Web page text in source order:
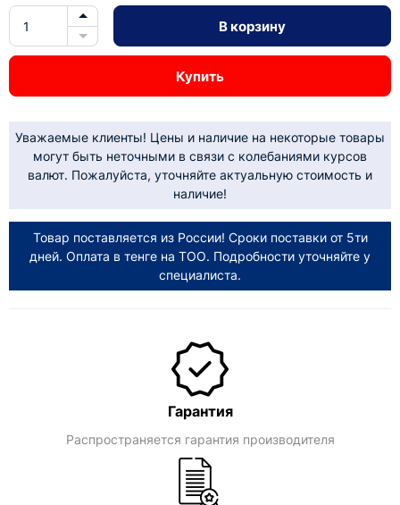
В корзину
Купить
Уважаемые клиенты! Цены и наличие на некоторые товары
могут быть неточными в связи с колебаниями курсов
валют. Пожалуйста, уточняйте актуальную стоимость и
наличие!
Товар поставляется из России! Сроки поставки от 5ти
дней. Оплата в тенге на ТОО. Подробности уточняйте у
специалиста.
Гарантия
Распространяется гарантия производителя